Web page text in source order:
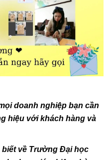
doanh nghiệp bạn cần
hiệu với khách hàng và
về Trường Đại học